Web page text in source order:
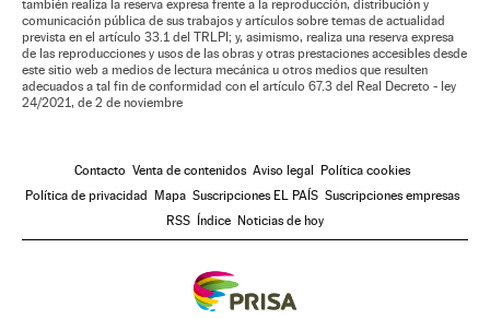
también realiza la reserva expresa frente a la reproducción, distribución y
comunicación pública de sus trabajos y artículos sobre temas de actualidad
prevista en el artículo 33.1 del TRLPI; y, asimismo, realiza una reserva expresa
de las reproducciones y usos de las obras y otras prestaciones accesibles desde
este sitio web a medios de lectura mecánica u otros medios que resulten
adecuados a tal fin de conformidad con el artículo 67.3 del Real Decreto - ley
24/2021, de 2 de noviembre
Contacto Venta de contenidos Aviso legal Política cookies
Política de privacidad Mapa Suscripciones EL PAÍS Suscripciones empresas
RSS Índice Noticias de hoy